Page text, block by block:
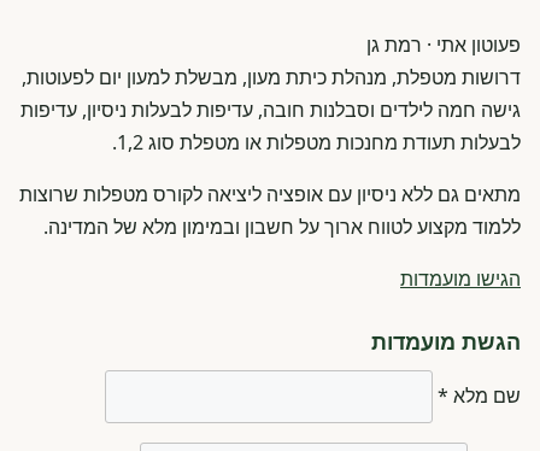
פעוטון אתי · רמת גן
דרושות מטפלת, מנהלת כיתת מעון, מבשלת למעון יום לפעוטות,
גישה חמה לילדים וסבלנות חובה, עדיפות לבעלות ניסיון, עדיפות
לבעלות תעודת מחנכות מטפלות או מטפלת סוג 1,2.
מתאים גם ללא ניסיון עם אופציה ליציאה לקורס מטפלות שרוצות
ללמוד מקצוע לטווח ארוך על חשבון ובמימון מלא של המדינה.
הגישו מועמדות
הגשת מועמדות
שם מלא *